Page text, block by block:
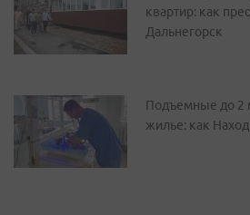
квартир: как
Дальнегорск
Подъемные до 2
жилье: как